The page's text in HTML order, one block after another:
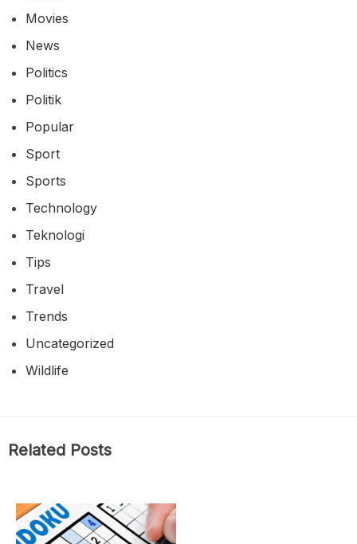
Movies
News
Politics
Politik
Popular
Sport
Sports
Technology
Teknologi
Tips
Travel
Trends
Uncategorized
Wildlife
Related Posts